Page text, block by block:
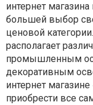
интернет
большей выбор
ценовой
располагает
промышленным
декоративным
интернет
приобрести все